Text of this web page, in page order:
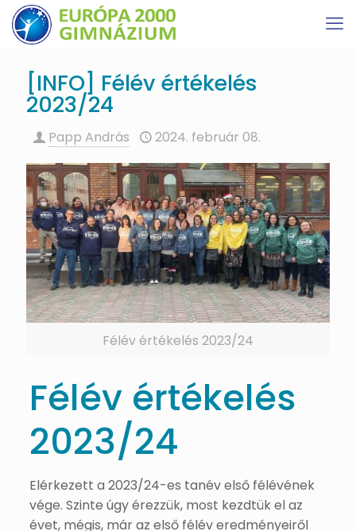
[INFO] Félév értékelés
2023/24
Papp András 2024. február 08.
Félév értékelés 2023/24
Félév értékelés
2023/24
Elérkezett a 2023/24-es tanév első félévének
vége. Szinte úgy érezzük, most kezdtük el az
évet, mégis, már az első félév eredményeiről